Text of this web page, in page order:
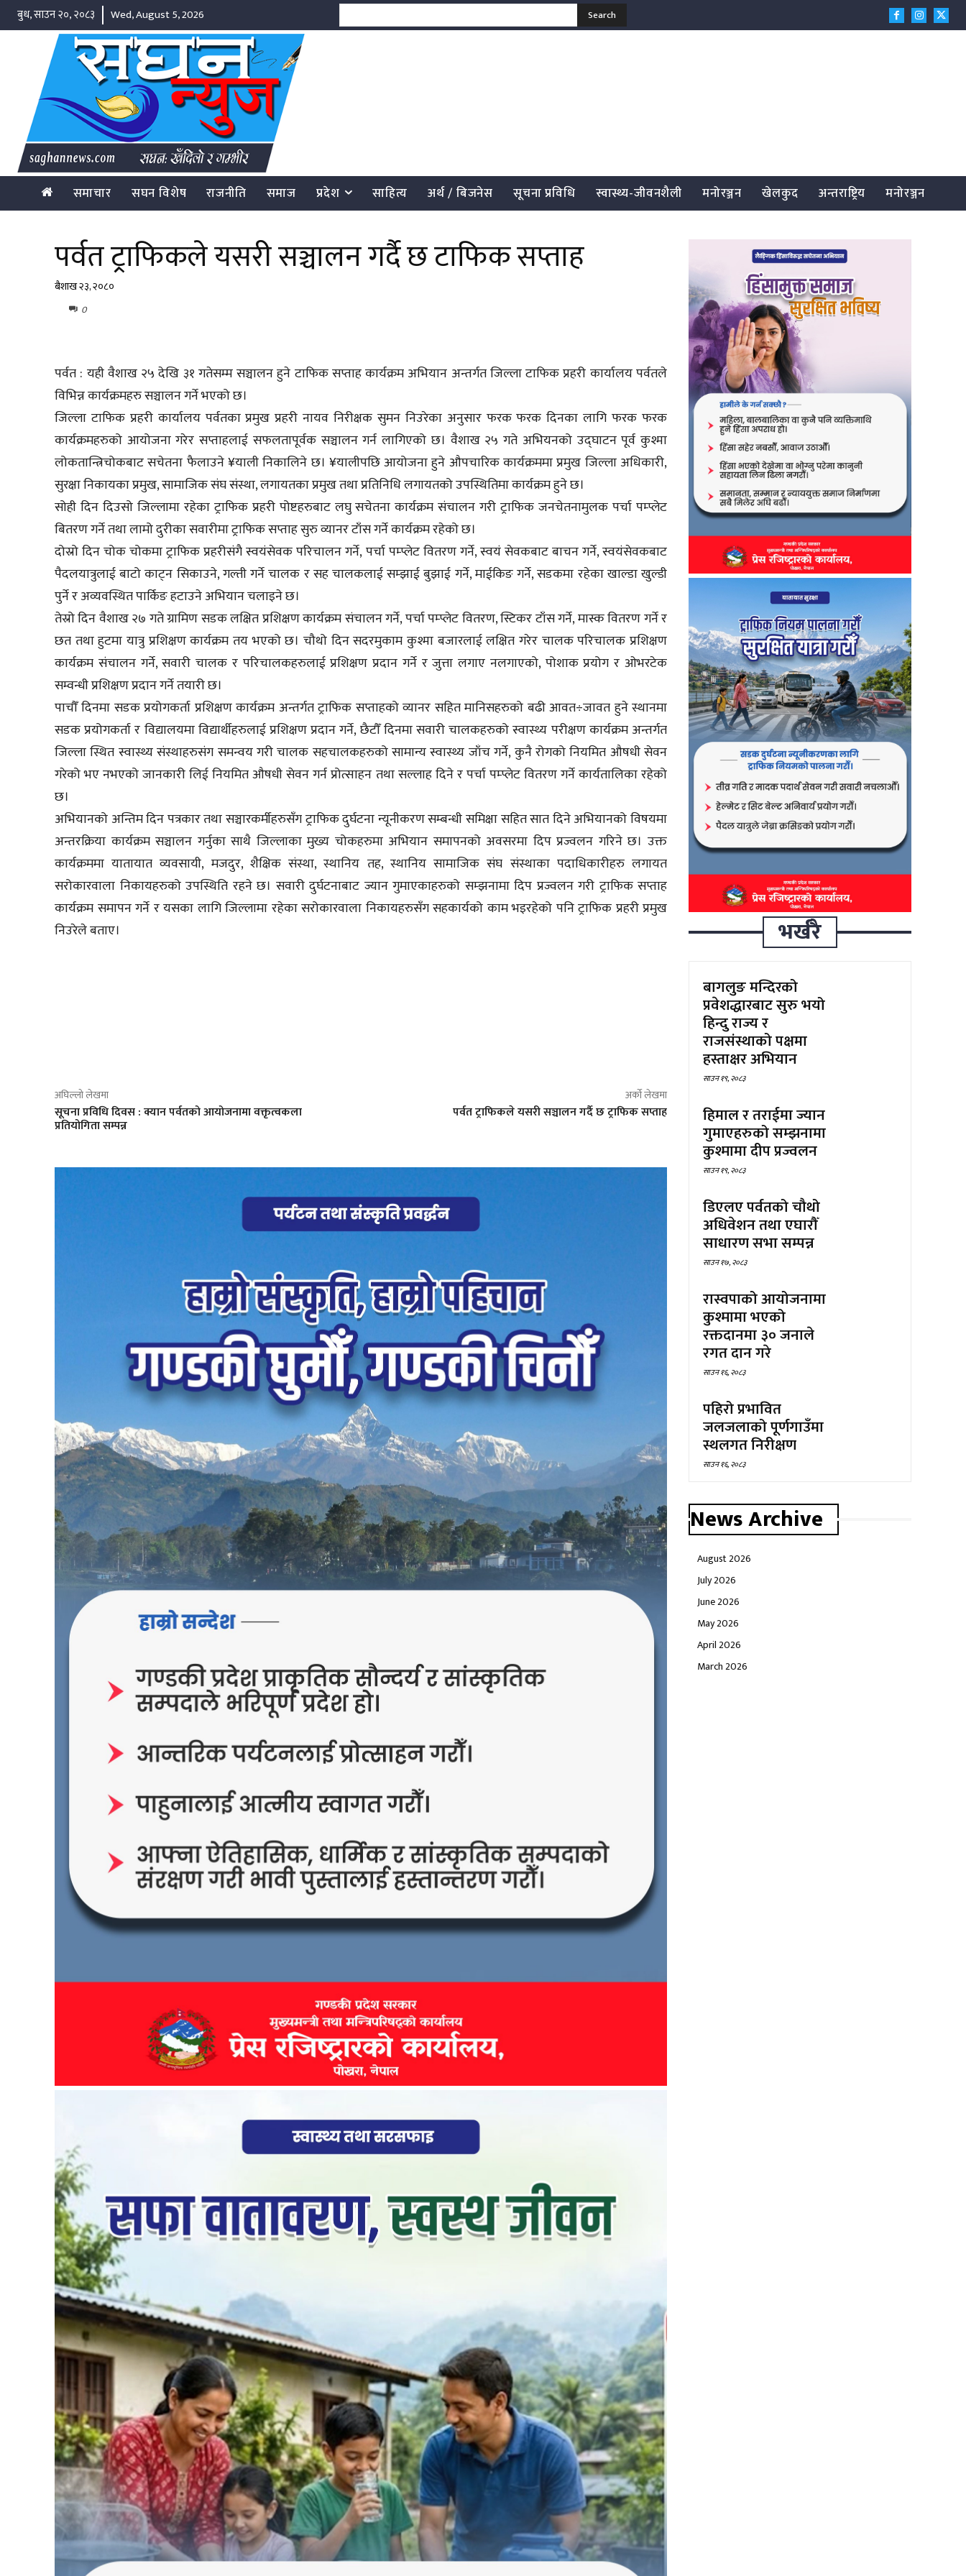
बुध, साउन २०, २०८३ Wed, August 5, 2026 Search
समाचार सघन विशेष राजनीति समाज प्रदेश साहित्य अर्थ / बिजनेस सूचना प्रविधि स्वास्थ्य-जीवनशैली मनोरञ्जन खेलकुद अन्तराष्ट्रिय मनोरञ्जन
पर्वत ट्राफिकले यसरी सञ्चालन गर्दै छ टाफिक सप्ताह
बैशाख २३, २०८०
0
पर्वत : यही वैशाख २५ देखि ३१ गतेसम्म सञ्चालन हुने टाफिक सप्ताह कार्यक्रम अभियान अन्तर्गत जिल्ला टाफिक प्रहरी कार्यालय पर्वतले
विभिन्न कार्यक्रमहरु सञ्चालन गर्ने भएको छ।
जिल्ला टाफिक प्रहरी कार्यालय पर्वतका प्रमुख प्रहरी नायव निरीक्षक सुमन निउरेका अनुसार फरक फरक दिनका लागि फरक फरक
कार्यक्रमहरुको आयोजना गरेर सप्ताहलाई सफलतापूर्वक सञ्चालन गर्न लागिएको छ। वैशाख २५ गते अभियनको उद्घाटन पूर्व कुश्मा
लोकतान्त्रिचोकबाट सचेतना फैलाउने ¥याली निकालिने छ। ¥यालीपछि आयोजना हुने औपचारिक कार्यक्रममा प्रमुख जिल्ला अधिकारी,
सुरक्षा निकायका प्रमुख, सामाजिक संघ संस्था, लगायतका प्रमुख तथा प्रतिनिधि लगायतको उपस्थितिमा कार्यक्रम हुने छ।
सोही दिन दिउसो जिल्लामा रहेका ट्राफिक प्रहरी पोष्टहरुबाट लघु सचेतना कार्यक्रम संचालन गरी ट्राफिक जनचेतनामुलक पर्चा पम्प्लेट
बितरण गर्ने तथा लामो दुरीका सवारीमा ट्राफिक सप्ताह सुरु व्यानर टाँस गर्ने कार्यक्रम रहेको छ।
दोस्रो दिन चोक चोकमा ट्राफिक प्रहरीसंगै स्वयंसेवक परिचालन गर्ने, पर्चा पम्प्लेट वितरण गर्ने, स्वयं सेवकबाट बाचन गर्ने, स्वयंसेवकबाट
पैदलयात्रुलाई बाटो काट्न सिकाउने, गल्ती गर्ने चालक र सह चालकलाई सम्झाई बुझाई गर्ने, माईकिङ गर्ने, सडकमा रहेका खाल्डा खुल्डी
पुर्ने र अव्यवस्थित पार्किङ हटाउने अभियान चलाइने छ।
तेस्रो दिन वैशाख २७ गते ग्रामिण सडक लक्षित प्रशिक्षण कार्यक्रम संचालन गर्ने, पर्चा पम्प्लेट वितरण, स्टिकर टाँस गर्ने, मास्क वितरण गर्ने र
छत तथा हुटमा यात्रु प्रशिक्षण कार्यक्रम तय भएको छ। चौथो दिन सदरमुकाम कुश्मा बजारलाई लक्षित गरेर चालक परिचालक प्रशिक्षण
कार्यक्रम संचालन गर्ने, सवारी चालक र परिचालकहरुलाई प्रशिक्षण प्रदान गर्ने र जुत्ता लगाए नलगाएको, पोशाक प्रयोग र ओभरटेक
सम्वन्धी प्रशिक्षण प्रदान गर्ने तयारी छ।
पाचौँ दिनमा सडक प्रयोगकर्ता प्रशिक्षण कार्यक्रम अन्तर्गत ट्राफिक सप्ताहको व्यानर सहित मानिसहरुको बढी आवत÷जावत हुने स्थानमा
सडक प्रयोगकर्ता र विद्यालयमा विद्यार्थीहरुलाई प्रशिक्षण प्रदान गर्ने, छैटौँ दिनमा सवारी चालकहरुको स्वास्थ्य परीक्षण कार्यक्रम अन्तर्गत
जिल्ला स्थित स्वास्थ्य संस्थाहरुसंग समन्वय गरी चालक सहचालकहरुको सामान्य स्वास्थ्य जाँच गर्ने, कुनै रोगको नियमित औषधी सेवन
गरेको भए नभएको जानकारी लिई नियमित औषधी सेवन गर्न प्रोत्साहन तथा सल्लाह दिने र पर्चा पम्प्लेट वितरण गर्ने कार्यतालिका रहेको
छ।
अभियानको अन्तिम दिन पत्रकार तथा सञ्चारकर्मीहरुसँग ट्राफिक दुर्घटना न्यूनीकरण सम्बन्धी समिक्षा सहित सात दिने अभियानको विषयमा
अन्तरक्रिया कार्यक्रम सञ्चालन गर्नुका साथै जिल्लाका मुख्य चोकहरुमा अभियान समापनको अवसरमा दिप प्रज्वलन गरिने छ। उक्त
कार्यक्रममा यातायात व्यवसायी, मजदुर, शैक्षिक संस्था, स्थानिय तह, स्थानिय सामाजिक संघ संस्थाका पदाधिकारीहरु लगायत
सरोकारवाला निकायहरुको उपस्थिति रहने छ। सवारी दुर्घटनाबाट ज्यान गुमाएकाहरुको सम्झनामा दिप प्रज्वलन गरी ट्राफिक सप्ताह
कार्यक्रम समापन गर्ने र यसका लागि जिल्लामा रहेका सरोकारवाला निकायहरुसँग सहकार्यको काम भइरहेको पनि ट्राफिक प्रहरी प्रमुख
निउरेले बताए।
अघिल्लो लेखमा
सूचना प्रविधि दिवस : क्यान पर्वतको आयोजनामा वक्तृत्वकला
प्रतियोगिता सम्पन्न
अर्को लेखमा
पर्वत ट्राफिकले यसरी सञ्चालन गर्दै छ ट्राफिक सप्ताह
भर्खरै
बागलुङ मन्दिरको
प्रवेशद्धारबाट सुरु भयो
हिन्दु राज्य र
राजसंस्थाको पक्षमा
हस्ताक्षर अभियान
साउन १९, २०८३
हिमाल र तराईमा ज्यान
गुमाएहरुको सम्झनामा
कुश्मामा दीप प्रज्वलन
साउन १९, २०८३
डिएलए पर्वतको चौथो
अधिवेशन तथा एघारौँ
साधारण सभा सम्पन्न
साउन १७, २०८३
रास्वपाको आयोजनामा
कुश्मामा भएको
रक्तदानमा ३० जनाले
रगत दान गरे
साउन १६, २०८३
पहिरो प्रभावित
जलजलाको पूर्णगाउँमा
स्थलगत निरीक्षण
साउन १६, २०८३
News Archive
August 2026
July 2026
June 2026
May 2026
April 2026
March 2026